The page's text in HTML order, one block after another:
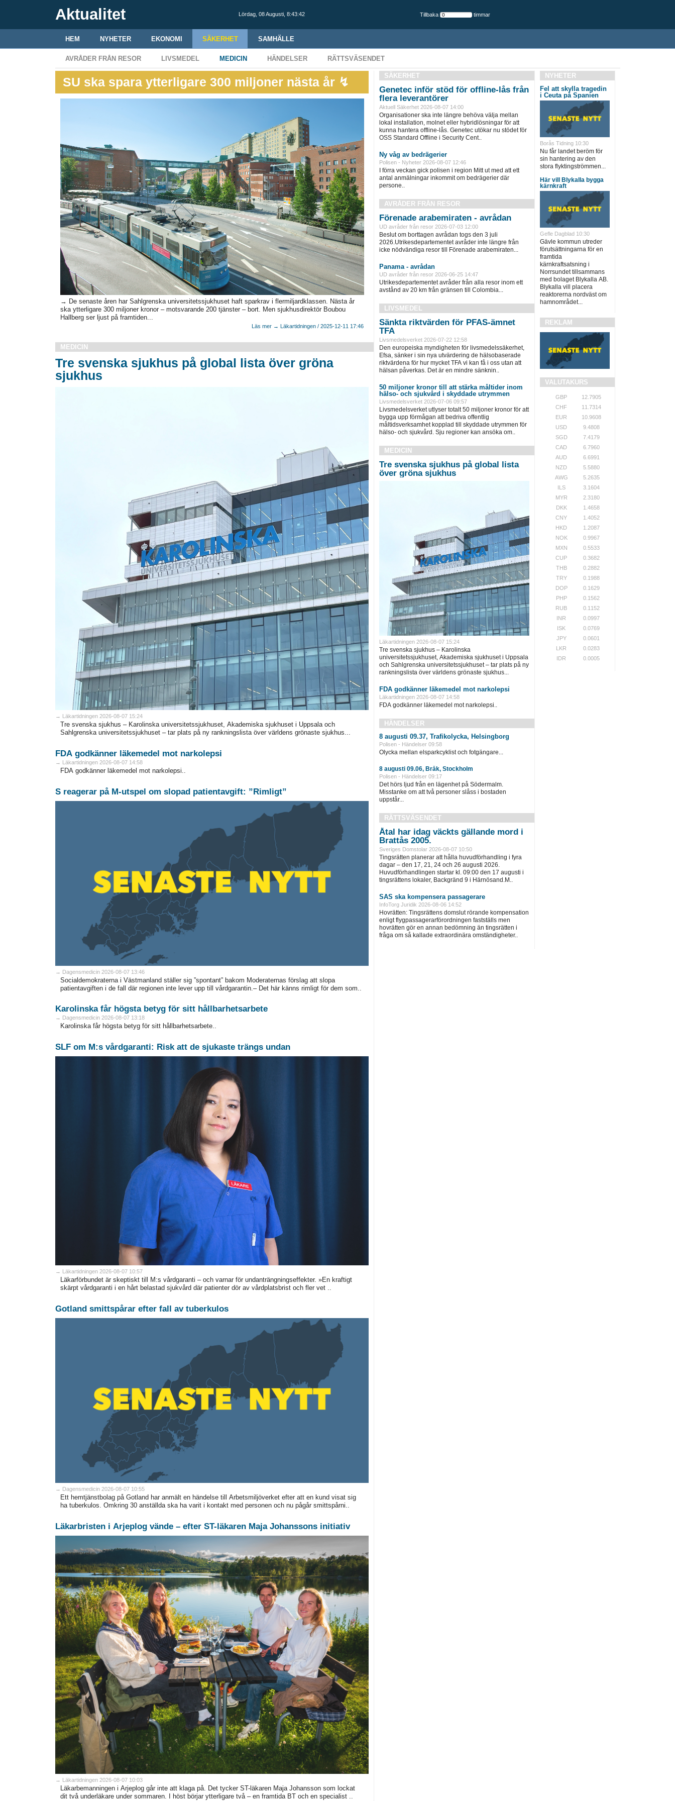
Aktualitet Lördag, 08 Augusti, 8:43:44 Tillbaka timmar
HEM NYHETER EKONOMI SÄKERHET SAMHÄLLE
AVRÅDER FRÅN RESOR LIVSMEDEL MEDICIN HÄNDELSER RÄTTSVÄSENDET
SU ska spara ytterligare 300 miljoner nästa år ↯
→ De senaste åren har Sahlgrenska universitetssjukhuset haft sparkrav i flermiljardklassen. Nästa år
ska ytterligare 300 miljoner kronor – motsvarande 200 tjänster – bort. Men sjukhusdirektör Boubou
Hallberg ser ljust på framtiden...
Läs mer → Läkartidningen / 2025-12-11 17:46
MEDICIN
Tre svenska sjukhus på global lista över gröna
sjukhus
→ Läkartidningen 2026-08-07 15:24
Tre svenska sjukhus – Karolinska universitetssjukhuset, Akademiska sjukhuset i Uppsala och
Sahlgrenska universitetssjukhuset – tar plats på ny rankningslista över världens grönaste sjukhus...
FDA godkänner läkemedel mot narkolepsi
→ Läkartidningen 2026-08-07 14:58
FDA godkänner läkemedel mot narkolepsi..
S reagerar på M-utspel om slopad patientavgift: ”Rimligt”
→ Dagensmedicin 2026-08-07 13:46
Socialdemokraterna i Västmanland ställer sig ”spontant” bakom Moderaternas förslag att slopa
patientavgiften i de fall där regionen inte lever upp till vårdgarantin.– Det här känns rimligt för dem som..
Karolinska får högsta betyg för sitt hållbarhetsarbete
→ Dagensmedicin 2026-08-07 13:18
Karolinska får högsta betyg för sitt hållbarhetsarbete..
SLF om M:s vårdgaranti: Risk att de sjukaste trängs undan
→ Läkartidningen 2026-08-07 10:57
Läkarförbundet är skeptiskt till M:s vårdgaranti – och varnar för undanträngningseffekter. »En kraftigt
skärpt vårdgaranti i en hårt belastad sjukvård där patienter dör av vårdplatsbrist och fler vet ..
Gotland smittspårar efter fall av tuberkulos
→ Dagensmedicin 2026-08-07 10:55
Ett hemtjänstbolag på Gotland har anmält en händelse till Arbetsmiljöverket efter att en kund visat sig
ha tuberkulos. Omkring 30 anställda ska ha varit i kontakt med personen och nu pågår smittspårni..
Läkarbristen i Arjeplog vände – efter ST-läkaren Maja Johanssons initiativ
→ Läkartidningen 2026-08-07 10:03
Läkarbemanningen i Arjeplog går inte att klaga på. Det tycker ST-läkaren Maja Johansson som lockat
dit två underläkare under sommaren. I höst börjar ytterligare två – en framtida BT och en specialist ..
SÄKERHET
Genetec inför stöd för offline-lås från
flera leverantörer
Aktuell Säkerhet 2026-08-07 14:00
Organisationer ska inte längre behöva välja mellan
lokal installation, molnet eller hybridlösningar för att
kunna hantera offline-lås. Genetec utökar nu stödet för
OSS Standard Offline i Security Cent..
Ny våg av bedrägerier
Polisen - Nyheter 2026-08-07 12:46
I förra veckan gick polisen i region Mitt ut med att ett
antal anmälningar inkommit om bedrägerier där
persone..
AVRÅDER FRÅN RESOR
Förenade arabemiraten - avrådan
UD avråder från resor 2026-07-03 12:00
Beslut om borttagen avrådan togs den 3 juli
2026.Utrikesdepartementet avråder inte längre från
icke nödvändiga resor till Förenade arabemiraten...
Panama - avrådan
UD avråder från resor 2026-06-25 14:47
Utrikesdepartementet avråder från alla resor inom ett
avstånd av 20 km från gränsen till Colombia...
LIVSMEDEL
Sänkta riktvärden för PFAS-ämnet
TFA
Livsmedelsverket 2026-07-22 12:58
Den europeiska myndigheten för livsmedelssäkerhet,
Efsa, sänker i sin nya utvärdering de hälsobaserade
riktvärdena för hur mycket TFA vi kan få i oss utan att
hälsan påverkas. Det är en mindre sänknin..
50 miljoner kronor till att stärka måltider inom
hälso- och sjukvård i skyddade utrymmen
Livsmedelsverket 2026-07-06 09:57
Livsmedelsverket utlyser totalt 50 miljoner kronor för att
bygga upp förmågan att bedriva offentlig
måltidsverksamhet kopplad till skyddade utrymmen för
hälso- och sjukvård. Sju regioner kan ansöka om..
MEDICIN
Tre svenska sjukhus på global lista
över gröna sjukhus
Läkartidningen 2026-08-07 15:24
Tre svenska sjukhus – Karolinska
universitetssjukhuset, Akademiska sjukhuset i Uppsala
och Sahlgrenska universitetssjukhuset – tar plats på ny
rankningslista över världens grönaste sjukhus...
FDA godkänner läkemedel mot narkolepsi
Läkartidningen 2026-08-07 14:58
FDA godkänner läkemedel mot narkolepsi..
HÄNDELSER
8 augusti 09.37, Trafikolycka, Helsingborg
Polisen - Händelser 09:58
Olycka mellan elsparkcyklist och fotgängare...
8 augusti 09.06, Bråk, Stockholm
Polisen - Händelser 09:17
Det hörs ljud från en lägenhet på Södermalm.
Misstanke om att två personer slåss i bostaden
uppstår...
RÄTTSVÄSENDET
Åtal har idag väckts gällande mord i
Brattås 2005.
Sveriges Domstolar 2026-08-07 10:50
Tingsrätten planerar att hålla huvudförhandling i fyra
dagar – den 17, 21, 24 och 26 augusti 2026.
Huvudförhandlingen startar kl. 09:00 den 17 augusti i
tingsrättens lokaler, Backgränd 9 i Härnösand.M..
SAS ska kompensera passagerare
InfoTorg Juridik 2026-08-06 14:52
Hovrätten: Tingsrättens domslut rörande kompensation
enligt flygpassagerarförordningen fastställs men
hovrätten gör en annan bedömning än tingsrätten i
fråga om så kallade extraordinära omständigheter..
NYHETER
Fel att skylla tragedin
i Ceuta på Spanien
Borås Tidning 10:30
Nu får landet beröm för
sin hantering av den
stora flyktingströmmen...
Här vill Blykalla bygga
kärnkraft
Gefle Dagblad 10:30
Gävle kommun utreder
förutsättningarna för en
framtida
kärnkraftsatsning i
Norrsundet tillsammans
med bolaget Blykalla AB.
Blykalla vill placera
reaktorerna nordväst om
hamnområdet...
REKLAM
VALUTAKURS
GBP
12.7905
CHF
11.7314
EUR
10.9608
USD
9.4808
SGD
7.4179
CAD
6.7960
AUD
6.6991
NZD
5.5880
AWG
5.2635
ILS
3.1604
MYR
2.3180
DKK
1.4658
CNY
1.4052
HKD
1.2087
NOK
0.9967
MXN
0.5533
CUP
0.3682
THB
0.2882
TRY
0.1988
DOP
0.1629
PHP
0.1562
RUB
0.1152
INR
0.0997
ISK
0.0769
JPY
0.0601
LKR
0.0283
IDR
0.0005